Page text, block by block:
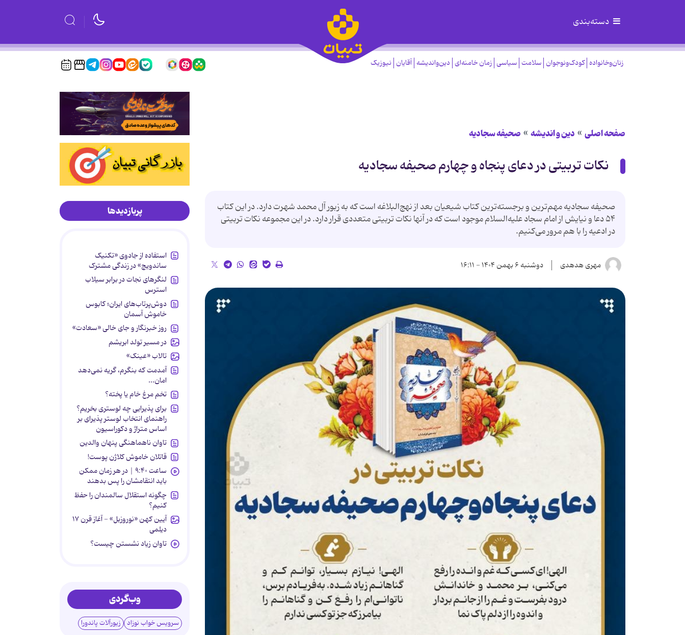
دسته‌بندی
زنان‌وخانواده کودک‌ونوجوان سلامت سیاسی زمان خامنه‌ای دین‌واندیشه آقایان نیوزیک
صفحه اصلی دین و اندیشه صحیفه سجادیه
نکات تربیتی در دعای پنجاه و چهارم صحیفه سجادیه
صحیفه سجادیه مهم‌ترین و برجسته‌ترین کتاب شیعیان بعد از نهج‌البلاغه است که به زبور آل محمد شهرت دارد. در این کتاب
۵۴ دعا و نیایش از امام سجاد علیه‌السلام موجود است که در آنها نکات تربیتی متعددی قرار دارد. در این مجموعه نکات تربیتی
در ادعیه را با هم مرور می‌کنیم.
مهری هدهدی دوشنبه ۶ بهمن ۱۴۰۴ - ۱۶:۱۱
پربازدیدها
استفاده از جادوی «تکنیک
ساندویچ» در زندگی مشترک
لنگرهای نجات در برابر سیلاب
استرس
دوش‌پرتاب‌های ایران؛ کابوس
خاموش آسمان
روز خبرنگار و جای خالی «سعادت»
در مسیر تولد ابریشم
تالاب «عینک»
آمدمت که بنگرم، گریه نمی‌دهد
امان...
تخم مرغ خام یا پخته؟
برای پذیرایی چه لوستری بخریم؟
راهنمای انتخاب لوستر پذیرای بر
اساس متراژ و دکوراسیون
تاوان ناهماهنگی پنهان والدین
قاتلان خاموش کلاژن پوست!
ساعت ۹:۴۰ | در هر زمان ممکن
باید انتقامشان را پس بدهند
چگونه استقلال سالمندان را حفظ
کنیم؟
آیین کهن «نوروزبل» - آغاز قرن ۱۷
دیلمی
تاوان زیاد نشستن چیست؟
وب‌گردی
سرویس خواب نوزاد زیورآلات پاندورا